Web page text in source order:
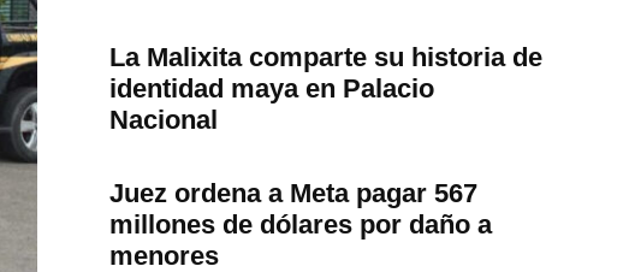
La Malixita comparte su historia de
identidad maya en Palacio
Nacional
Juez ordena a Meta pagar 567
millones de dólares por daño a
menores